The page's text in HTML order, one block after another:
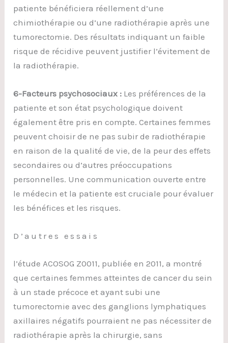
patiente bénéficiera réellement d’une
chimiothérapie ou d’une radiothérapie après une
tumorectomie. Des résultats indiquant un faible
risque de récidive peuvent justifier l’évitement de
la radiothérapie.
6-Facteurs psychosociaux : Les préférences de la
patiente et son état psychologique doivent
également être pris en compte. Certaines femmes
peuvent choisir de ne pas subir de radiothérapie
en raison de la qualité de vie, de la peur des effets
secondaires ou d’autres préoccupations
personnelles. Une communication ouverte entre
le médecin et la patiente est cruciale pour évaluer
les bénéfices et les risques.
D’autres essais
l’étude ACOSOG Z0011, publiée en 2011, a montré
que certaines femmes atteintes de cancer du sein
à un stade précoce et ayant subi une
tumorectomie avec des ganglions lymphatiques
axillaires négatifs pourraient ne pas nécessiter de
radiothérapie après la chirurgie, sans